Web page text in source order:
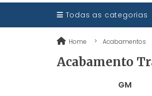
Todas as categorias
Home Acabamentos
Acabamento
GM